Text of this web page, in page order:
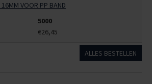
VOOR PP BAND
5000
€26,45
ALLES BESTELLEN